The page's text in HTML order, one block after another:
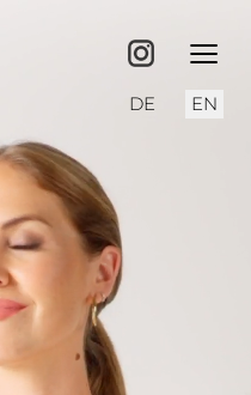
≡
Select your
DE EN